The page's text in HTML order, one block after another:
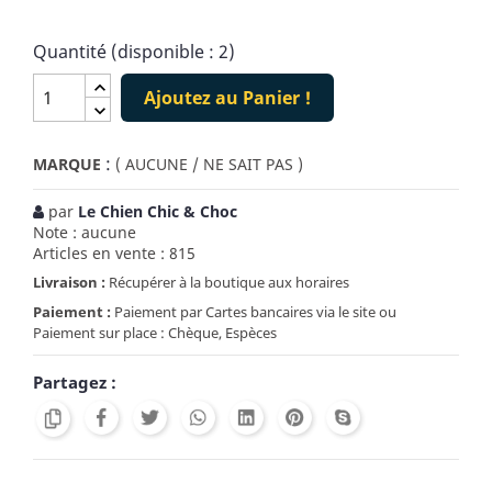
Quantité (disponible : 2)
Ajoutez au Panier !
MARQUE : ( AUCUNE / NE SAIT PAS )
par Le Chien Chic & Choc
Note : aucune
Articles en vente : 815
Livraison : Récupérer à la boutique aux horaires
Paiement : Paiement par Cartes bancaires via le site ou
Paiement sur place : Chèque, Espèces
Partagez :